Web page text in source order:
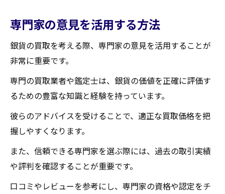
専門家の意見を活用する方法
銀貨の買取を考える際、専門家の意見を活用することが
非常に重要です。
専門の買取業者や鑑定士は、銀貨の価値を正確に評価す
るための豊富な知識と経験を持っています。
彼らのアドバイスを受けることで、適正な買取価格を把
握しやすくなります。
また、信頼できる専門家を選ぶ際には、過去の取引実績
や評判を確認することが重要です。
口コミやレビューを参考にし、専門家の資格や認定をチ